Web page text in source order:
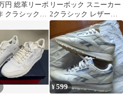
円 総革リーボ
クラシックレ
リーボック スニーカー
2クラシック レザー
NPC CLASSIC
¥599